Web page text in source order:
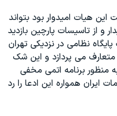
این هیات امیدوار بود بتواند
و از تاسیسات پارچین بازدید
نظامی در نزدیکی تهران
می پردازد و این شک
منظور برنامه اتمی مخفی
ایران همواره این ادعا را رد